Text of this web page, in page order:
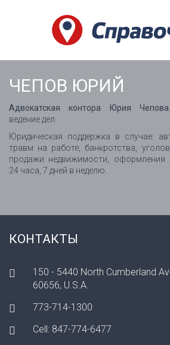
ЧЕПОВ ЮРИЙ
Адвокатская контора Юрия Чепова.
ведение дел.
Юридическая поддержка в случае:
травм на работе, банкротства,
продажи недвижимости, оформления
24 часа, 7 дней в неделю.
КОНТАКТЫ
150 - 5440 North Cumberland
60656, U.S.A.
773-714-1300
Cell: 847-774-6477